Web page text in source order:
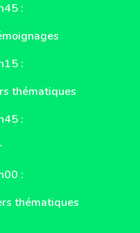
:
:
thématiques
:
:
thématiques